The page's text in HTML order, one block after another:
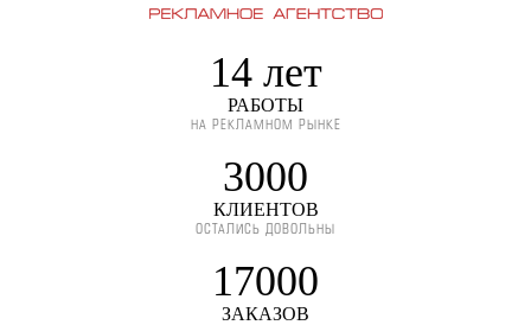
14 лет
РАБОТЫ
НА РЕКЛАМНОМ РЫНКЕ
3000
КЛИЕНТОВ
ОСТАЛИСЬ ДОВОЛЬНЫ
17000
ЗАКАЗОВ